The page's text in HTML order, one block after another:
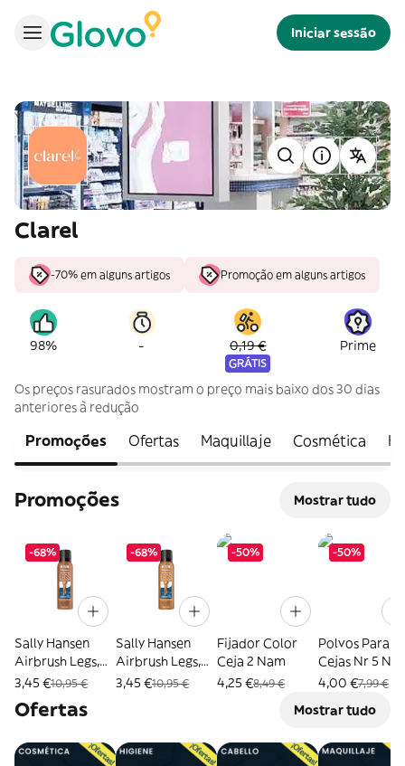
Iniciar sessão
Clarel
-70% em alguns artigos Promoção em alguns artigos
98% - 0,19 €
GRÁTIS
Prime
Os preços rasurados mostram o preço mais baixo dos 30 dias
anteriores à redução
Promoções Ofertas Maquillaje Cosmética
Promoções Mostrar tudo
-68%
Sally Hansen
Airbrush Legs,
Maquillaje Para
75Ml
3,45 €10,95 €
-68%
Sally Hansen
Airbrush Legs,
Maquillaje Para
3,45 €10,95 €
-50%
Fijador Color
Ceja 2 Nam
4,25 €8,49 €
-50%
Polvos Para
Cejas Nr 5
Ud
4,00 €7,99 €
Ofertas Mostrar tudo